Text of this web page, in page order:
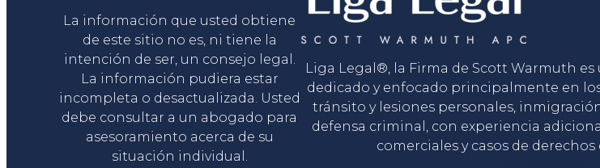
La información que usted obtiene
de este sitio no es, ni tiene la
intención de ser, un consejo legal.
La información pudiera estar
incompleta o desactualizada. Usted
debe consultar a un abogado para
asesoramiento acerca de su
situación individual.
Liga Legal®, la Firma de Scott Warmuth
dedicado y enfocado principalmente en
tránsito y lesiones personales,
defensa criminal, con experiencia
comerciales y casos de